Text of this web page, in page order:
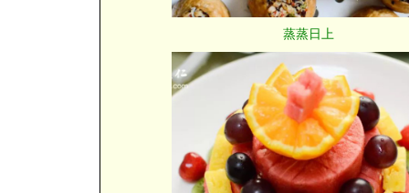
蒸蒸日上